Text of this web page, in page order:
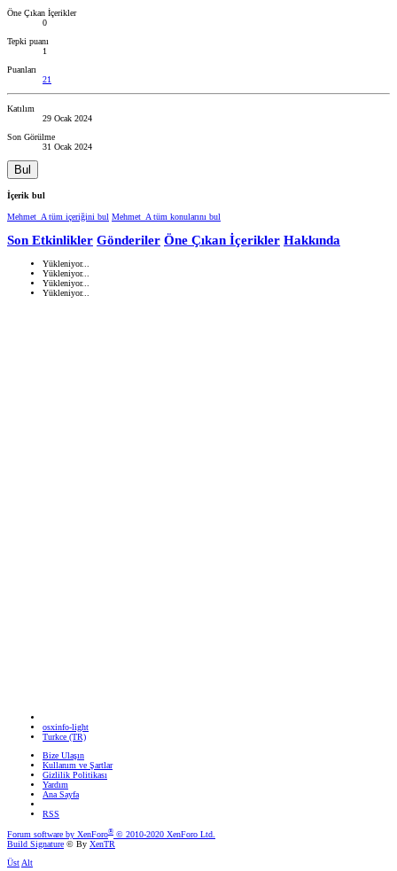
Öne Çıkan İçerikler
0
Tepki puanı
1
Puanları
21
Katılım
29 Ocak 2024
Son Görülme
31 Ocak 2024
Bul
İçerik bul
Mehmet_A tüm içeriğini bul Mehmet_A tüm konularını bul
Son Etkinlikler Gönderiler Öne Çıkan İçerikler Hakkında
Yükleniyor...
Yükleniyor...
Yükleniyor...
Yükleniyor...
osxinfo-light
Turkce (TR)
Bize Ulaşın
Kullanım ve Şartlar
Gizlilik Politikası
Yardım
Ana Sayfa
RSS
Forum software by XenForo® © 2010-2020 XenForo Ltd.
Build Signature © By XenTR
ÜstAlt